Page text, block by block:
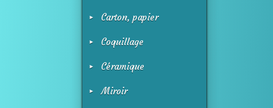
Carton, papier
Coquillage
Céramique
Miroir